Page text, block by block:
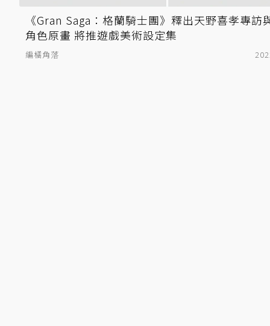
《Gran Saga：格蘭騎士團》釋出天野喜孝專訪
角色原畫 將推遊戲美術設定集
編橘角落